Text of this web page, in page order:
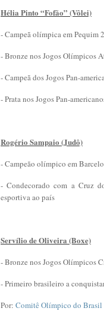
Hélia Pinto “Fofão” (Vôlei)
- Campeã olímpica em Pequim
- Bronze nos Jogos Olímpicos
- Campeã dos Jogos Pan-
- Prata nos Jogos Pan-
Rogério Sampaio (Judô)
- Campeão olímpico em
- Condecorado com a Cruz
esportiva ao país
Servílio de Oliveira (Boxe)
- Bronze nos Jogos Olímpicos
- Primeiro brasileiro a
Por: Comitê Olímpico do Brasil